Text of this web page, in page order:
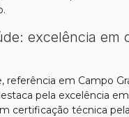
excelência em
referência em Campo
pela excelência
certificação técnica